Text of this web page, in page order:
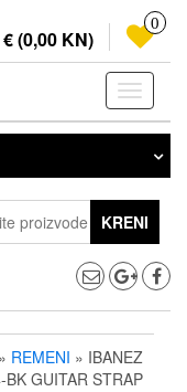
(0,00 KN)
0
KRENI
» REMENI » IBANEZ
BK GUITAR STRAP